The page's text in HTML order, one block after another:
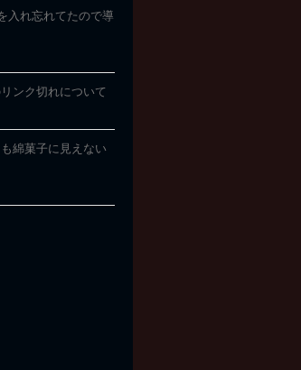
入れ忘れてたので導
ンク切れについて
綿菓子に見えない